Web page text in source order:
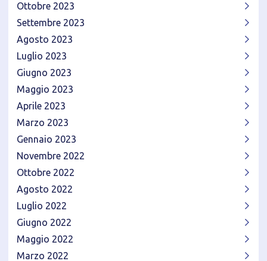
Ottobre 2023
Settembre 2023
Agosto 2023
Luglio 2023
Giugno 2023
Maggio 2023
Aprile 2023
Marzo 2023
Gennaio 2023
Novembre 2022
Ottobre 2022
Agosto 2022
Luglio 2022
Giugno 2022
Maggio 2022
Marzo 2022